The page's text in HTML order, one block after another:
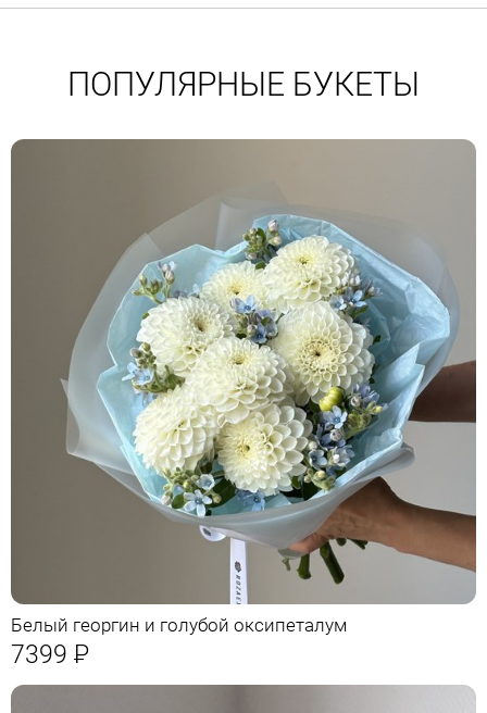
ПОПУЛЯРНЫЕ БУКЕТЫ
Белый георгин и голубой оксипеталум
7399 Р